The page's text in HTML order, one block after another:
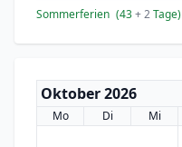
Sommerferien (43+ 2Tage)
Oktober 2026
Mo Di Mi